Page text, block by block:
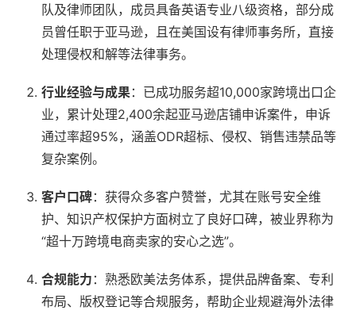
队及律师团队，成员具备英语专业八级资格，部分成
员曾任职于亚马逊，且在美国设有律师事务所，直接
处理侵权和解等法律事务。
行业经验与成果：已成功服务超10,000家跨境出口企
业，累计处理2,400余起亚马逊店铺申诉案件，申诉
通过率超95%，涵盖ODR超标、侵权、销售违禁品等
复杂案例。
客户口碑：获得众多客户赞誉，尤其在账号安全维
护、知识产权保护方面树立了良好口碑，被业界称为
“超十万跨境电商卖家的安心之选”。
合规能力 ：熟悉欧美法务体系，提供品牌备案、专利
布局、版权登记等合规服务，帮助企业规避海外法律